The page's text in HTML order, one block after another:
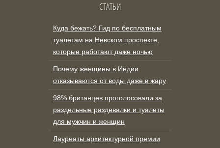
СТАТЬИ
Куда бежать? Гид по бесплатным
туалетам на Невском проспекте,
которые работают даже ночью
Почему женщины в Индии
отказываются от воды даже в жару
98% британцев проголосовали за
раздельные раздевалки и туалеты
для мужчин и женщин
Лауреаты архитектурной премии